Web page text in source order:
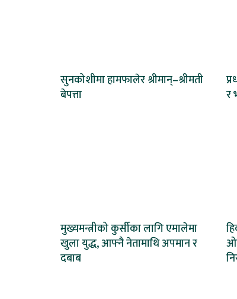
सुनकोशीमा हामफालेर श्रीमान्–श्रीमती
बेपत्ता
र
मुख्यमन्त्रीको कुर्सीका लागि एमालेमा
खुला युद्ध, आफ्नै नेतामाथि अपमान र
दबाब